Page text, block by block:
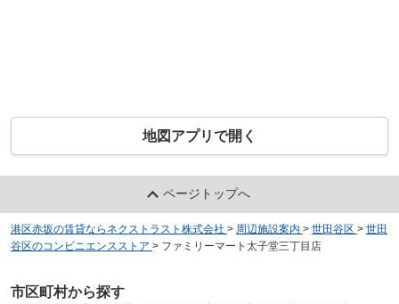
地図アプリで開く
ページトップへ
港区赤坂の賃貸ならネクストラスト株式会社 > 周辺施設案内 > 世田谷区 > 世田
谷区のコンビニエンスストア > ファミリーマート太子堂三丁目店
市区町村から探す